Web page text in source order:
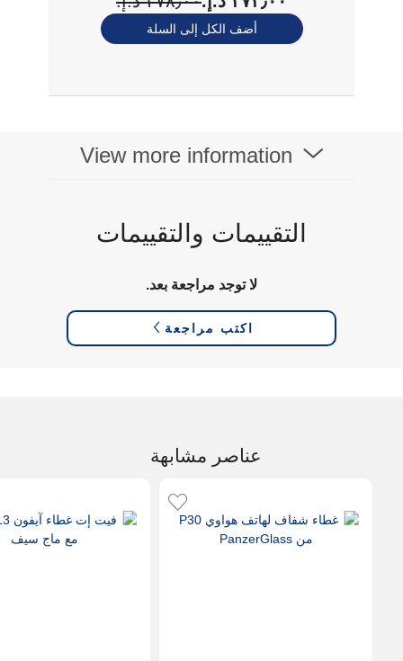
أضف الكل إلى السلة
View more information
التقييمات والتقييمات
لا توجد مراجعة بعد.
اكتب مراجعة
عناصر مشابهة